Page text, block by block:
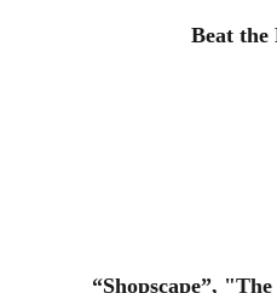
“Shopscape”, "The
Beat the